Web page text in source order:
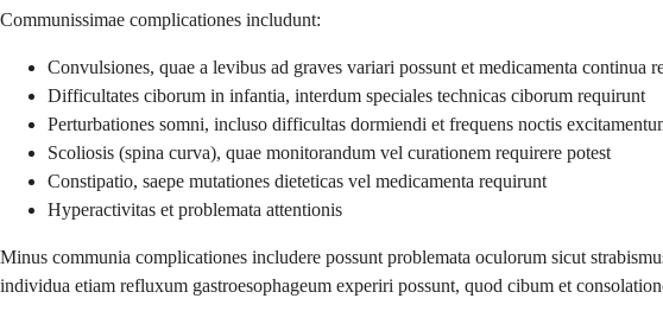
Communissimae complicationes includunt:
Convulsiones, quae a levibus ad graves variari possunt et medicamenta continua
Difficultates ciborum in infantia, interdum speciales technicas ciborum requirunt
Perturbationes somni, incluso difficultas dormiendi et frequens noctis
Scoliosis (spina curva), quae monitorandum vel curationem requirere potest
Constipatio, saepe mutationes dieteticas vel medicamenta requirunt
Hyperactivitas et problemata attentionis
Minus communia complicationes includere possunt problemata oculorum sicut
individua etiam refluxum gastroesophageum experiri possunt, quod cibum et